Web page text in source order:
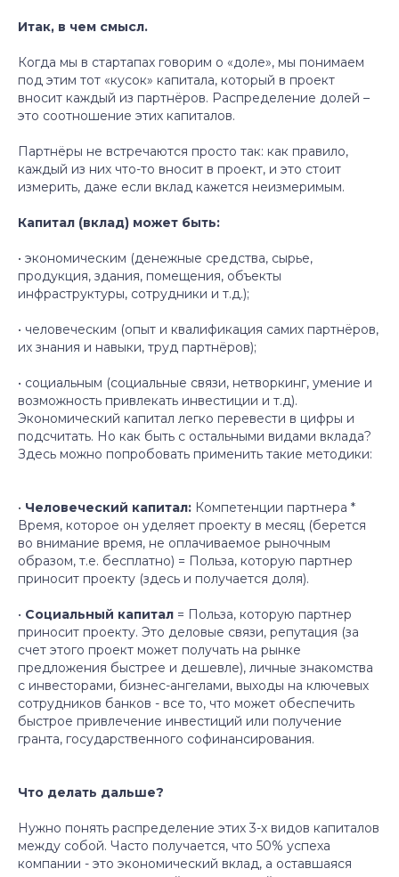
Итак, в чем смысл.
Когда мы в стартапах говорим о «доле», мы понимаем
под этим тот «кусок» капитала, который в проект
вносит каждый из партнёров. Распределение долей –
это соотношение этих капиталов.
Партнёры не встречаются просто так: как правило,
каждый из них что-то вносит в проект, и это стоит
измерить, даже если вклад кажется неизмеримым.
Капитал (вклад) может быть:
• экономическим (денежные средства, сырье,
продукция, здания, помещения, объекты
инфраструктуры, сотрудники и т.д.);
• человеческим (опыт и квалификация самих партнёров,
их знания и навыки, труд партнёров);
• социальным (социальные связи, нетворкинг, умение и
возможность привлекать инвестиции и т.д).
Экономический капитал легко перевести в цифры и
подсчитать. Но как быть с остальными видами вклада?
Здесь можно попробовать применить такие методики:
• Человеческий капитал: Компетенции партнера *
Время, которое он уделяет проекту в месяц (берется
во внимание время, не оплачиваемое рыночным
образом, т.е. бесплатно) = Польза, которую партнер
приносит проекту (здесь и получается доля).
• Социальный капитал = Польза, которую партнер
приносит проекту. Это деловые связи, репутация (за
счет этого проект может получать на рынке
предложения быстрее и дешевле), личные знакомства
с инвесторами, бизнес-ангелами, выходы на ключевых
сотрудников банков - все то, что может обеспечить
быстрое привлечение инвестиций или получение
гранта, государственного софинансирования.
Что делать дальше?
Нужно понять распределение этих 3-х видов капиталов
между собой. Часто получается, что 50% успеха
компании - это экономический вклад, а оставшаяся
Подписаться
Посмотреть
Подписаться
Анализ идей
Контакты
База знаний
Партнёрство